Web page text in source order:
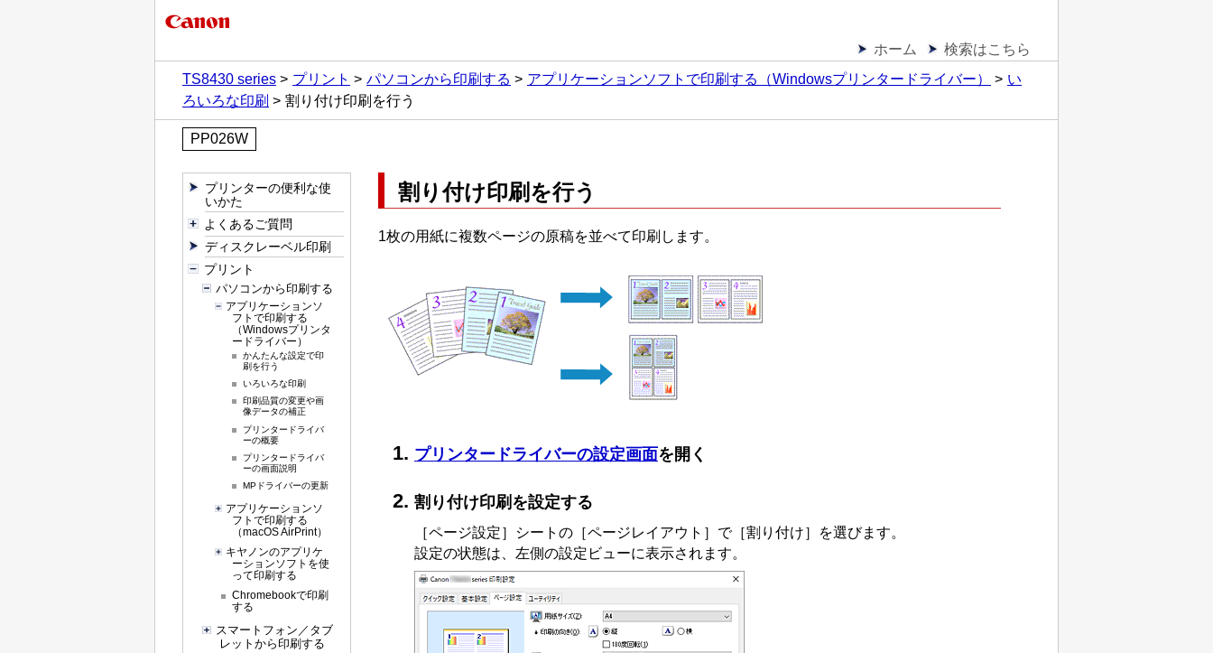
ホーム
検索はこちら
TS8430 series
プリント パソコンから印刷する アプリケーションソフトで印刷する（Windowsプリンタードライバー）
い
ろいろな印刷
割り付け印刷を行う
PP026W
プリンターの便利な使
いかた
よくあるご質問
ディスクレーベル印刷
プリント
パソコンから印刷する
アプリケーションソ
フトで印刷する
（Windowsプリンタ
ードライバー）
かんたんな設定で印
刷を行う
いろいろな印刷
印刷品質の変更や画
像データの補正
プリンタードライバ
ーの概要
プリンタードライバ
ーの画面説明
MPドライバーの更新
アプリケーションソ
フトで印刷する
（macOS AirPrint）
キヤノンのアプリケ
ーションソフトを使
って印刷する
Chromebookで印刷
する
スマートフォン／タブ
レットから印刷する
割り付け印刷を行う
1枚の用紙に複数ページの原稿を並べて印刷します。
プリンタードライバーの設定画面を開く
割り付け印刷を設定する
［ページ設定］ シートの ［ページレイアウト］ で［割り付け］
を選びます。
設定の状態は、左側の設定ビューに表示されます。